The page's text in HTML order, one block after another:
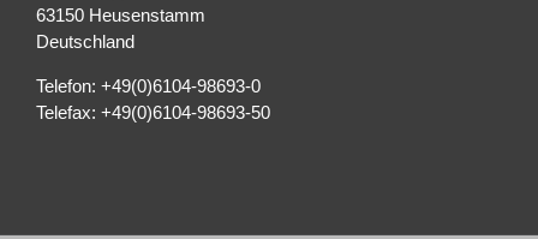
63150 Heusenstamm
Deutschland
Telefon: +49(0)6104-98693-0
Telefax: +49(0)6104-98693-50